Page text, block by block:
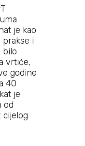
je kao
i
bilo
vrtiće,
godine
40
je
od